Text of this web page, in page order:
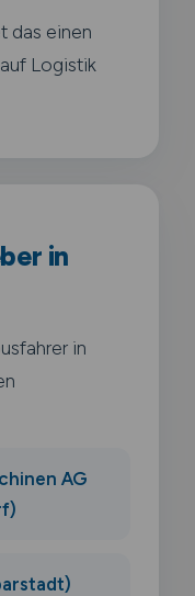
das einen
Logistik
in
in
AG